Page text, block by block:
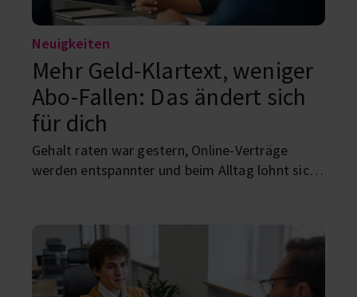
Neuigkeiten
Mehr Geld-Klartext, weniger
Abo-Fallen: Das ändert sich
für dich
Gehalt raten war gestern, Online-Verträge
werden entspannter und beim Alltag lohnt sich